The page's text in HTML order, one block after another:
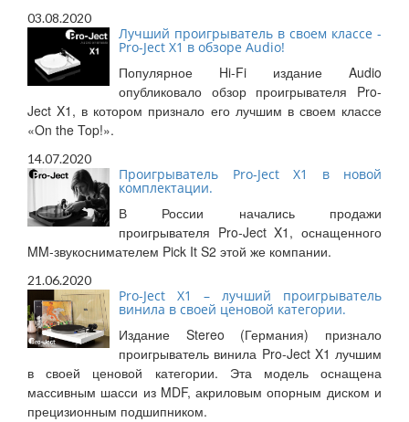
03.08.2020
Лучший проигрыватель в своем классе -
Pro-Ject X1 в обзоре Audio!
Популярное Hi-Fi издание Audio
опубликовало обзор проигрывателя Pro-
Ject X1, в котором признало его лучшим в своем классе
«On the Top!».
14.07.2020
Проигрыватель Pro-Ject X1 в новой
комплектации.
В России начались продажи
проигрывателя Pro-Ject X1, оснащенного
MM-звукоснимателем Pick It S2 этой же компании.
21.06.2020
Pro-Ject X1 – лучший проигрыватель
винила в своей ценовой категории.
Издание Stereo (Германия) признало
проигрыватель винила Pro-Ject X1 лучшим
в своей ценовой категории. Эта модель оснащена
массивным шасси из MDF, акриловым опорным диском и
прецизионным подшипником.